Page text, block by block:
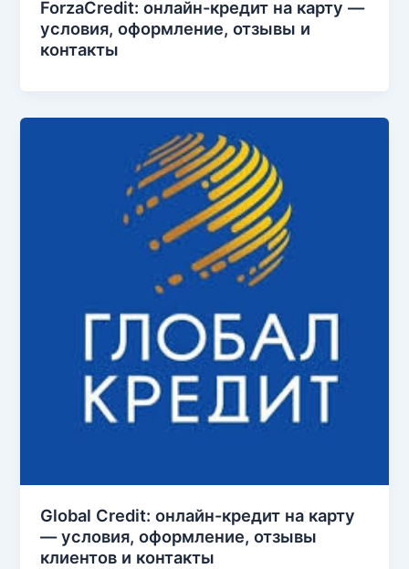
ForzaCredit: онлайн-кредит на карту —
условия, оформление, отзывы и
контакты
Global Credit: онлайн-кредит на карту
— условия, оформление, отзывы
клиентов и контакты